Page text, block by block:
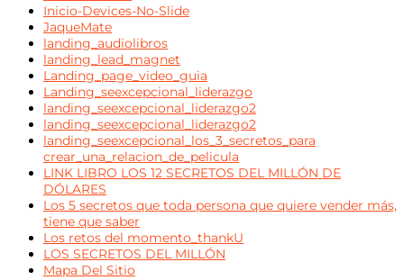
Inicio-Devices-No-Slide
JaqueMate
landing_audiolibros
landing_lead_magnet
Landing_page_video_guia
Landing_seexcepcional_liderazgo
landing_seexcepcional_liderazgo2
landing_seexcepcional_liderazgo2
landing_seexcepcional_los_3_secretos_para
crear_una_relacion_de_pelicula
LINK LIBRO LOS 12 SECRETOS DEL MILLÓN DE
DÓLARES
Los 5 secretos que toda persona que quiere vender más,
tiene que saber
Los retos del momento_thankU
LOS SECRETOS DEL MILLÓN
Mapa Del Sitio